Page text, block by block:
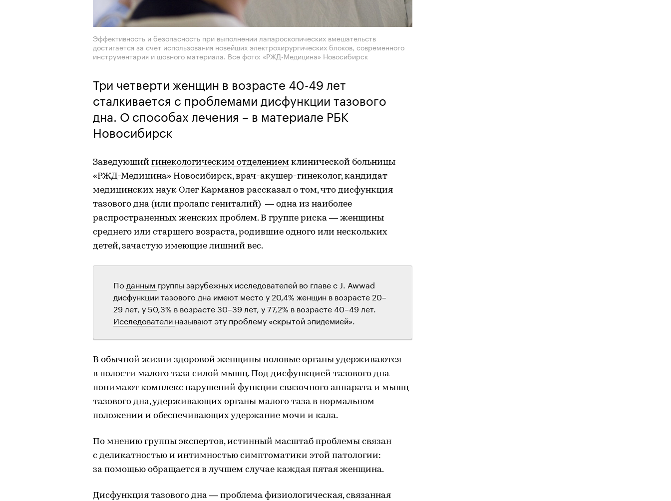
Эффективность и безопасность при выполнении лапароскопических вмешательств
достигается за счет использования новейших электрохирургических блоков, современного
инструментария и шовного материала. Все фото: «РЖД-Медицина» Новосибирск
Три четверти женщин в возрасте 40-49 лет
сталкивается с проблемами дисфункции тазового
дна. О способах лечения – в материале РБК
Новосибирск
Заведующий гинекологическим отделением клинической больницы
«РЖД-Медицина» Новосибирск, врач-акушер-гинеколог, кандидат
медицинских наук Олег Карманов рассказал о том, что дисфункция
тазового дна (или пролапс гениталий) — одна из наиболее
распространенных женских проблем. В группе риска — женщины
среднего или старшего возраста, родившие одного или нескольких
детей, зачастую имеющие лишний вес.
По данным группы зарубежных исследователей во главе с J. Awwad
дисфункции тазового дна имеют место у 20,4% женщин в возрасте 20–
29 лет, у 50,3% в возрасте 30–39 лет, у 77,2% в возрасте 40–49 лет.
Исследователи называют эту проблему «скрытой эпидемией».
В обычной жизни здоровой женщины половые органы удерживаются
в полости малого таза силой мышц. Под дисфункцией тазового дна
понимают комплекс нарушений функции связочного аппарата и мышц
тазового дна, удерживающих органы малого таза в нормальном
положении и обеспечивающих удержание мочи и кала.
По мнению группы экспертов, истинный масштаб проблемы связан
с деликатностью и интимностью симптоматики этой патологии:
за помощью обращается в лучшем случае каждая пятая женщина.
Дисфункция тазового дна — проблема физиологическая, связанная